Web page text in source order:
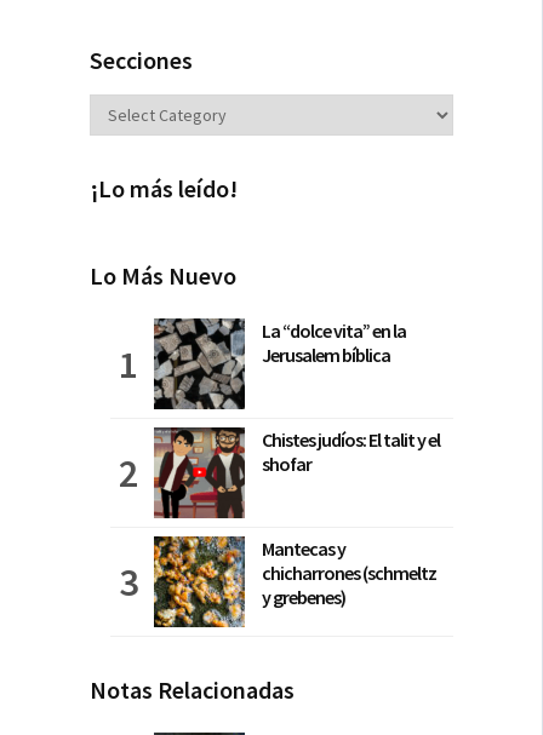
Secciones
Secciones
¡Lo más leído!
Lo Más Nuevo
La “dolce vita” en la
Jerusalem bíblica
Chistes judíos: El talit y el
shofar
Mantecas y
chicharrones (schmeltz
y grebenes)
Notas Relacionadas